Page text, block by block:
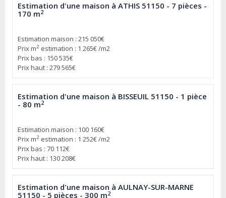
Estimation d'une maison à ATHIS 51150 - 7 pièces -
170 m2
Estimation maison : 215 050€
Prix m2 estimation : 1 265€ /m2
Prix bas : 150 535€
Prix haut : 279 565€
Estimation d'une maison à BISSEUIL 51150 - 1 pièce
- 80 m2
Estimation maison : 100 160€
Prix m2 estimation : 1 252€ /m2
Prix bas : 70 112€
Prix haut : 130 208€
Estimation d'une maison à AULNAY-SUR-MARNE
51150 - 5 pièces - 300 m2